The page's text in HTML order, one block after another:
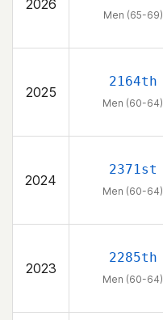
2026
Men (65-69)
2025
2164th
Men (60-64)
2024
2371st
Men (60-64)
2023
2285th
Men (60-64)